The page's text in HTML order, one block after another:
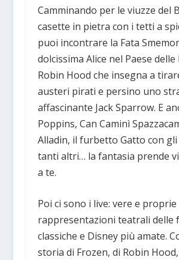
Camminando per le viuzze del
casette in pietra con i tetti a
puoi incontrare la Fata
dolcissima Alice nel Paese
Robin Hood che insegna a
austeri pirati e persino uno
affascinante Jack Sparrow. E
Poppins, Can Caminì
Alladin, il furbetto Gatto con gli
tanti altri… la fantasia prende
a te.
Poi ci sono i live: vere e proprie
rappresentazioni teatrali delle
classiche e Disney più amate.
storia di Frozen, di Robin